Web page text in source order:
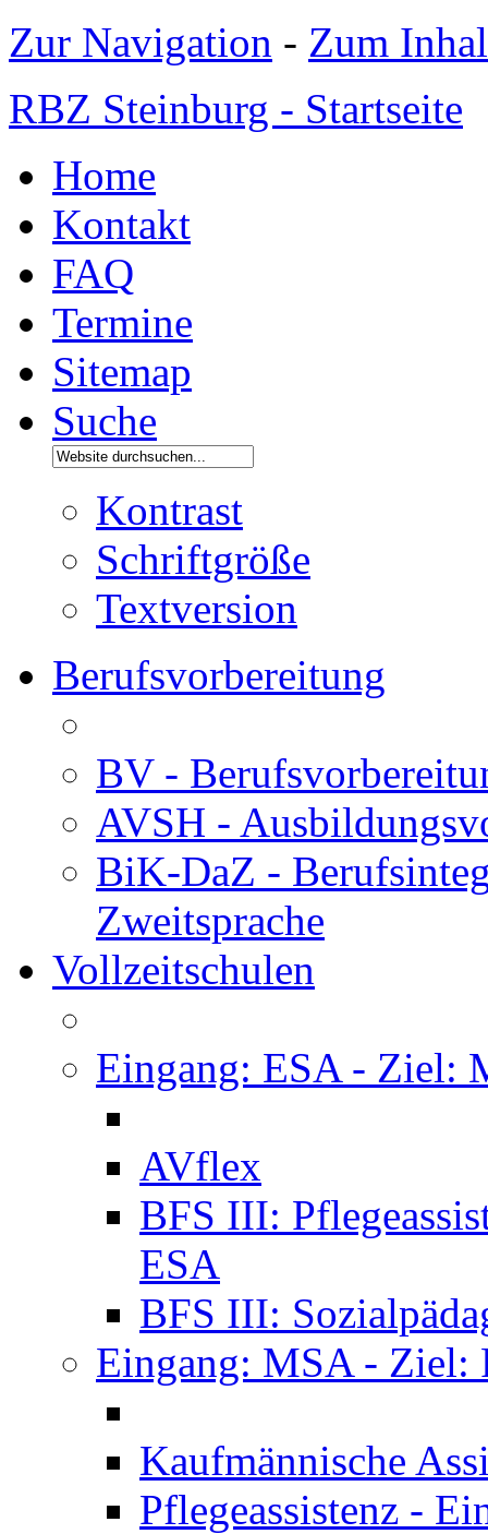
Zur Navigation - Zum
RBZ Steinburg - Startseite
Home
Kontakt
FAQ
Termine
Sitemap
Suche
Kontrast
Schriftgröße
Textversion
Berufsvorbereitung
BV -
AVSH -
BiK-DaZ -
Zweitsprache
Vollzeitschulen
Eingang: ESA - Ziel:
AVflex
BFS III:
ESA
BFS III:
Eingang: MSA - Ziel:
Kaufmännische
Pflegeassistenz -